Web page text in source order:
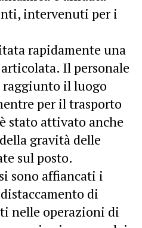
intervenuti per i
rapidamente una
Il personale
raggiunto il luogo
per il trasporto
stato attivato anche
gravità delle
sul posto.
sono affiancati i
di
nelle operazioni di